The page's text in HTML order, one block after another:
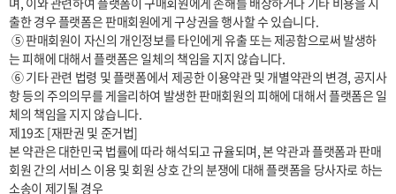
출한 경우 플랫폼은 판매회원에게 구상권을 행사할 수 있습니다.
는 피해에 대해서 플랫폼은 일체의 책임을 지지 않습니다.
항 등의 주의의무를 게을리하여 발생한 판매회원의 피해에 대해서 플랫폼은 일
체의 책임을 지지 않습니다.
제19조 [재판권 및 준거법]
본 약관은 대한민국 법률에 따라 해석되고 규율되며, 본 약관과 플랫폼과 판매
회원 간의 서비스 이용 및 회원 상호 간의 분쟁에 대해 플랫폼을 당사자로 하는
소송이 제기될 경우